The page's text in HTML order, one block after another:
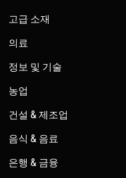
고급 소재
의료
정보 및 기술
농업
건설 & 제조업
음식 & 음료
은행 & 금융